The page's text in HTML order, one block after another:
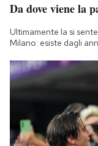
Hai bisogno di
Esci
Da dove viene la
Ultimamente la si
Milano: esiste dagli